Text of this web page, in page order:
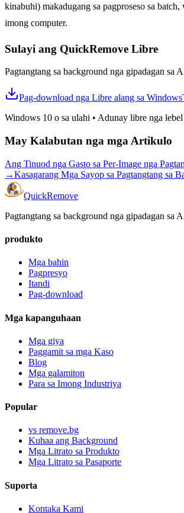
kinabuhi) makadugang sa pagproseso sa
imong computer.
Sulayi ang QuickRemove Libre
Pagtangtang sa background nga gipadagan sa
Pag-download nga Libre alang sa Windows
Windows 10 o sa ulahi • Adunay libre nga lebel
May Kalabutan nga mga Artikulo
Ang Tinuod nga Gasto sa Per-Image nga
→Kasagarang Mga Sayop sa Pagtangtang sa
QuickRemove
Pagtangtang sa background nga gipadagan
produkto
Mga bahin
Pagpresyo
Itandi
Pag-download
Mga kapanguhaan
Mga giya
Paggamit sa mga Kaso
Blog
Mga galamiton
Para sa Imong Industriya
Popular
vs remove.bg
Kuhaa ang Background
Mga Litrato sa Produkto
Mga Litrato sa Pasaporte
Suporta
Kontaka Kami